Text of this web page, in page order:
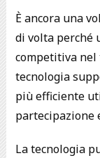
È ancora una
di volta perché
competitiva nel
tecnologia
più efficiente
partecipazione
La tecnologia